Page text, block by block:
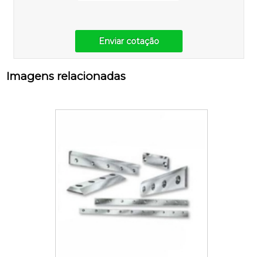
Enviar cotação
Imagens relacionadas